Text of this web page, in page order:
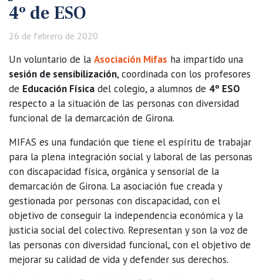
4º de ESO
26 de febrero de 2020
Un voluntario de la Asociación Mifas ha impartido una
sesión de sensibilización, coordinada con los profesores
de Educación Física del colegio, a alumnos de 4º ESO
respecto a la situación de las personas con diversidad
funcional de la demarcación de Girona.
MIFAS es una fundación que tiene el espíritu de trabajar
para la plena integración social y laboral de las personas
con discapacidad física, orgánica y sensorial de la
demarcación de Girona. La asociación fue creada y
gestionada por personas con discapacidad, con el
objetivo de conseguir la independencia económica y la
justicia social del colectivo. Representan y son la voz de
las personas con diversidad funcional, con el objetivo de
mejorar su calidad de vida y defender sus derechos.